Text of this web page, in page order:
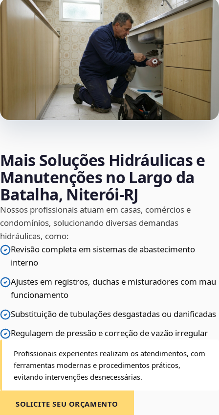
Mais Soluções Hidráulicas e
Manutenções no Largo da
Batalha, Niterói‑RJ
Nossos profissionais atuam em casas, comércios e
condomínios, solucionando diversas demandas
hidráulicas, como:
Revisão completa em sistemas de abastecimento
interno
Ajustes em registros, duchas e misturadores com mau
funcionamento
Substituição de tubulações desgastadas ou danificadas
Regulagem de pressão e correção de vazão irregular
Profissionais experientes realizam os atendimentos, com
ferramentas modernas e procedimentos práticos,
evitando intervenções desnecessárias.
SOLICITE SEU ORÇAMENTO